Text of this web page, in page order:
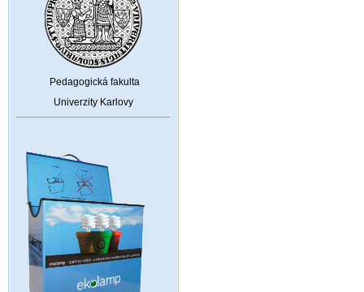
Pedagogická fakulta
Univerzity Karlovy